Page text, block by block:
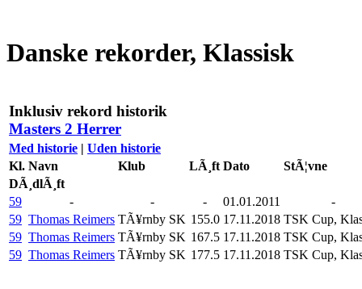
Danske rekorder, Klassisk
Inklusiv rekord historik
Masters 2 Herrer
Med historie | Uden historie
Kl. Navn Klub LÃ¸ft Dato
StÃ¦vne
DÃ¸dlÃ¸ft
59
- - - 01.01.2011
-
59 Thomas Reimers TÃ¥rnby SK 155.0 17.11.2018 TSK Cup,
59 Thomas Reimers TÃ¥rnby SK 167.5 17.11.2018 TSK Cup,
59 Thomas Reimers TÃ¥rnby SK 177.5 17.11.2018 TSK Cup,